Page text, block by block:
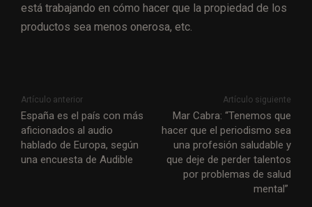
está trabajando en cómo hacer que la propiedad de los
productos sea menos onerosa, etc.
Artículo anterior
España es el país con más
aficionados al audio
hablado de Europa, según
una encuesta de Audible
Artículo siguiente
Mar Cabra: “Tenemos que
hacer que el periodismo sea
una profesión saludable y
que deje de perder talentos
por problemas de salud
mental”